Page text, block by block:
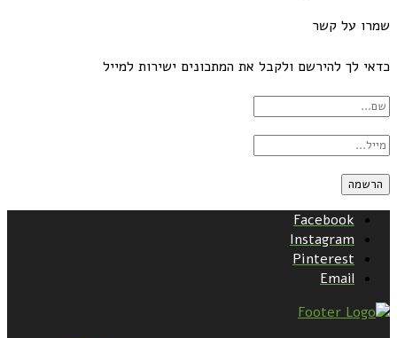
שמרו על קשר
כדאי לך להירשם ולקבל את המתכונים ישירות למייל
Facebook
Instagram
Pinterest
Email